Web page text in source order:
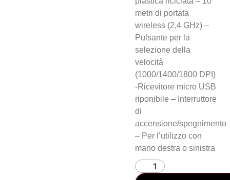
metri di portata
wireless (2,4 GHz) –
Pulsante per la
selezione della
velocità
(1000/1400/1800 DPI)
-Ricevitore micro USB
riponibile – Interruttore
di
accensione/spegnimento
– Per l’utilizzo con
mano destra o sinistra